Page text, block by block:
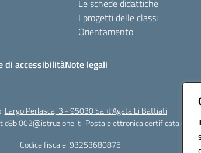
Le schede didattiche
I progetti delle classi
Orientamento
di accessibilitàNote legali
Largo Perlasca, 3 - 95030 Sant’Agata Li Battiati
Posta elettronica certificata
Codice fiscale: 93253680875